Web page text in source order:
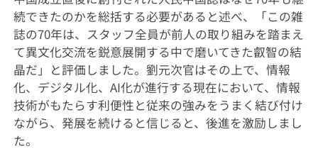
続できたのかを総括する必要があると述べ、「この雑
誌の70年は、スタッフ全員が前人の取り組みを踏まえ
て異文化交流を鋭意展開する中で磨いてきた叡智の結
晶だ」と評価しました。劉元次官はその上で、情報
化、デジタル化、AI化が進行する現在において、情報
技術がもたらす利便性と従来の強みをうまく結び付け
ながら、発展を続けると信じると、後進を激励しまし
た。